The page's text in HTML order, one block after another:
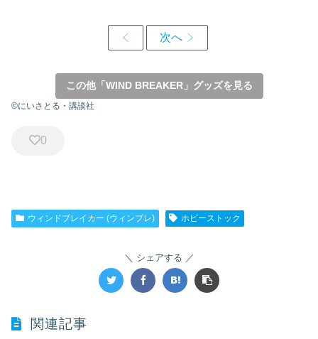
この他「WIND BREAKER」グッズを見る
©にいさとる・講談社
0
ウィンドブレイカー (ウィンブレ) ホビーストック
シェアする
関連記事